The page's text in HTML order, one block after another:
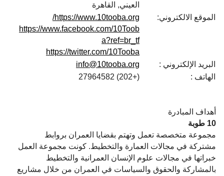
العيني, القاهرة
الموقع الالكتروني:
https://www.10tooba.org/
https://www.facebook.com/10Toob
a?ref=br_tf
https://twitter.com/10Tooba
البريد الإلكتروني :
info@10tooba.org
الهاتف :
(+202) 27964582
أهداف المبادرة
10 طوبة
مجموعة متخصصة تعمل وتهتم بقضايا العمران بروابط
مشتركة في مجالات العمارة والتخطيط. كونت مجموعة العمل
خبراتها في مجالات علوم الإنسان العمرانية والتخطيط
بالمشاركة والحقوق والسياسات في العمران من خلال مشاريع